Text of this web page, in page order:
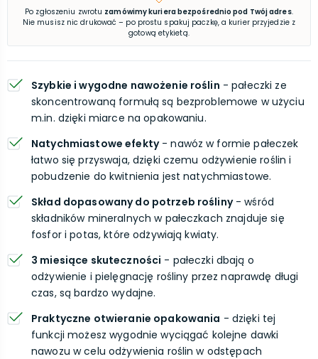
Po zgłoszeniu zwrotu zamówimy kuriera bezpośrednio pod Twój adres.
Nie musisz nic drukować – po prostu spakuj paczkę, a kurier przyjedzie z
gotową etykietą.
Szybkie i wygodne nawożenie roślin - pałeczki ze
skoncentrowaną formułą są bezproblemowe w użyciu
m.in. dzięki miarce na opakowaniu.
Natychmiastowe efekty- nawóz w formie pałeczek
łatwo się przyswaja, dzięki czemu odżywienie roślin i
pobudzenie do kwitnienia jest natychmiastowe.
Skład dopasowany do potrzeb rośliny- wśród
składników mineralnych w pałeczkach znajduje się
fosfor i potas, które odżywiają kwiaty.
3 miesiące skuteczności - pałeczki dbają o
odżywienie i pielęgnację rośliny przez naprawdę długi
czas, są bardzo wydajne.
Praktyczne otwieranie opakowania - dzięki tej
funkcji możesz wygodnie wyciągać kolejne dawki
nawozu w celu odżywienia roślin w odstępach